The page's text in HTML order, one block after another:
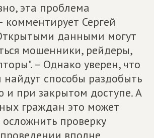
эта проблема
комментирует Сергей
данными могут
мошенники, рейдеры,
– Однако уверен, что
найдут способы раздобыть
при закрытом доступе. А
граждан это может
проверку
вполне